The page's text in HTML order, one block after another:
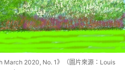
2020, No. 1》（圖片來源：Louis